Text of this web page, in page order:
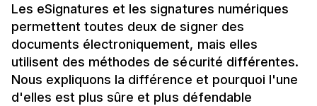
Les eSignatures et les signatures numériques
permettent toutes deux de signer des
documents électroniquement, mais elles
utilisent des méthodes de sécurité différentes.
Nous expliquons la différence et pourquoi l'une
d'elles est plus sûre et plus défendable